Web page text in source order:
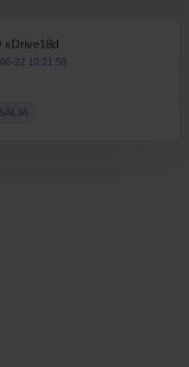
xDrive18d
22 10:21:50
SÄLJA